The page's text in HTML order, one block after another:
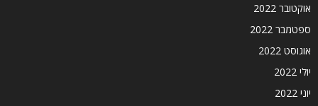
אוקטובר 2022
ספטמבר 2022
אוגוסט 2022
יולי 2022
יוני 2022